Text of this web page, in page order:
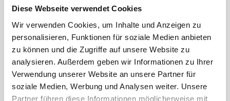
Diese Webseite verwendet Cookies
Wir verwenden Cookies, um Inhalte und Anzeigen zu
personalisieren, Funktionen für soziale Medien anbieten
zu können und die Zugriffe auf unsere Website zu
analysieren. Außerdem geben wir Informationen zu Ihrer
Verwendung unserer Website an unsere Partner für
soziale Medien, Werbung und Analysen weiter. Unsere
Partner führen diese Informationen möglicherweise mit